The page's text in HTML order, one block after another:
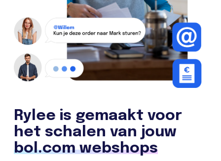
Rylee is gemaakt voor
het schalen van jouw
bol.com webshops